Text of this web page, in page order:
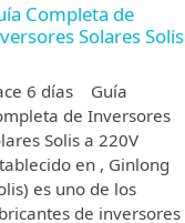
Completa de
Solares Solis
6 días Guía
de Inversores
Solis a 220V
en , Ginlong
es uno de los
de inversores